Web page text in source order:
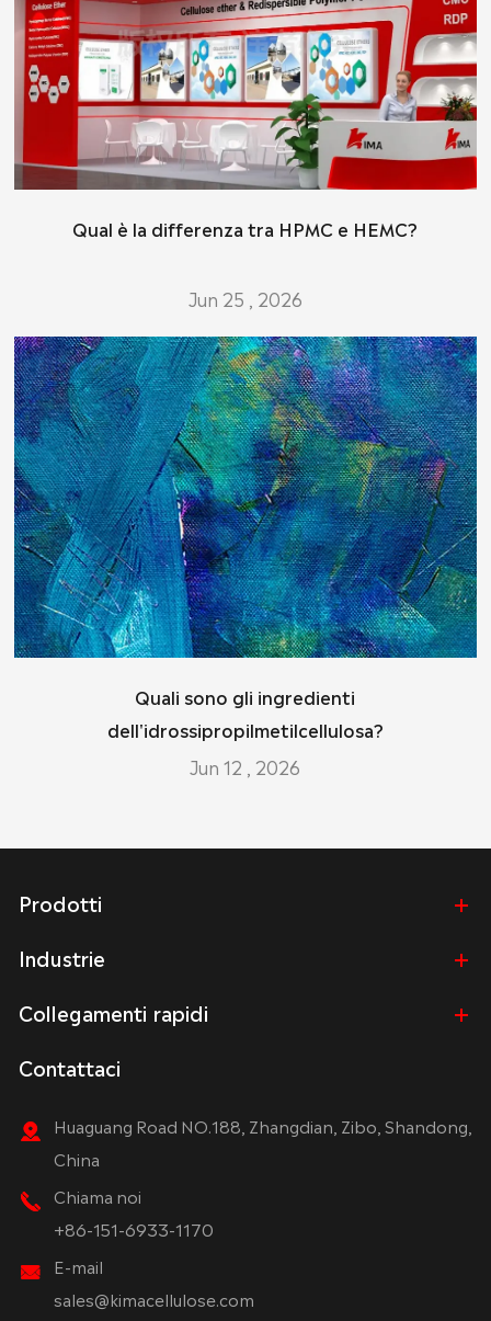
Qual è la differenza tra HPMC e HEMC?
Jun 25 , 2026
Quali sono gli ingredienti
dell'idrossipropilmetilcellulosa?
Jun 12 , 2026
Prodotti
Industrie
Collegamenti rapidi
Contattaci
Huaguang Road NO.188, Zhangdian, Zibo, Shandong,
China
Chiama noi
+86-151-6933-1170
E-mail
sales@kimacellulose.com